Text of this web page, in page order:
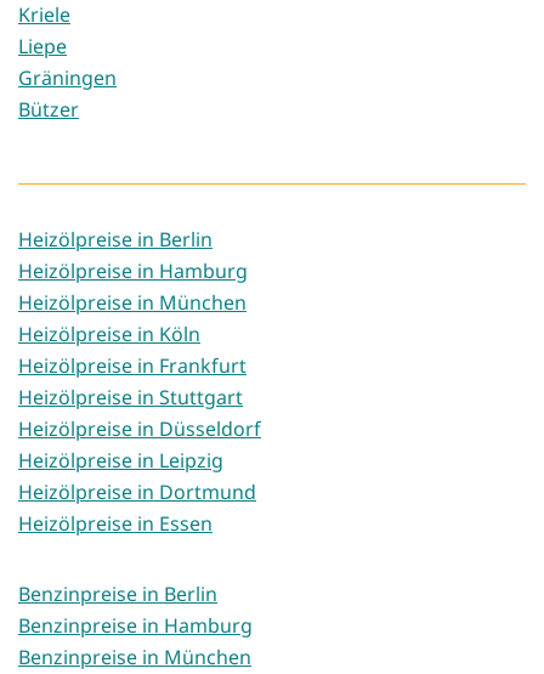
Kriele
Liepe
Gräningen
Bützer
Heizölpreise in Berlin
Heizölpreise in Hamburg
Heizölpreise in München
Heizölpreise in Köln
Heizölpreise in Frankfurt
Heizölpreise in Stuttgart
Heizölpreise in Düsseldorf
Heizölpreise in Leipzig
Heizölpreise in Dortmund
Heizölpreise in Essen
Benzinpreise in Berlin
Benzinpreise in Hamburg
Benzinpreise in München